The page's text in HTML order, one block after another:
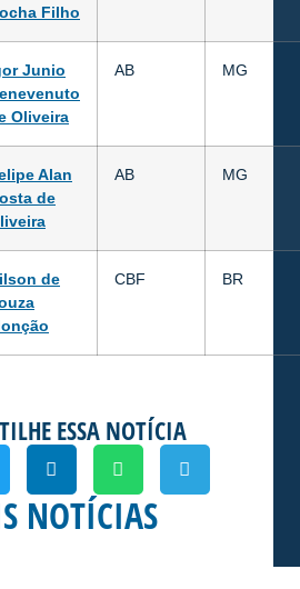
Filho
Junio
Oliveira
AB MG
Alan
de
AB MG
de
CBF BR
ESSA NOTÍCIA
NOTÍCIAS